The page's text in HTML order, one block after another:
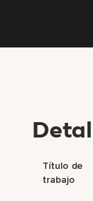
Título de
trabajo